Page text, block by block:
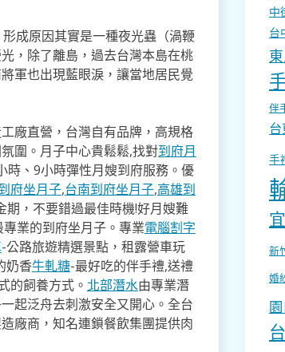
成原因其實是一種夜光蟲（渦鞭
，除了離島，過去台灣本島在桃
軍也出現藍眼淚，讓當地居民覺
廠直營，台灣自有品牌，高規格
圍。月子中心貴鬆鬆,找對到府月
時、9小時彈性月嫂到府服務。優
府坐月子,台南到府坐月子,高雄到
期，不要錯過最佳時機!好月嫂難
業的到府坐月子。專業電腦割字
-公路旅遊精選景點，租露營車玩
奶香牛軋糖-最好吃的伴手禮,送禮
的飼養方式。 北部潛水由專業潛
起泛舟去​刺激安全又開心。全台
廠商，知名連鎖餐飲集團提供肉
中
台
伴
手
新
婚